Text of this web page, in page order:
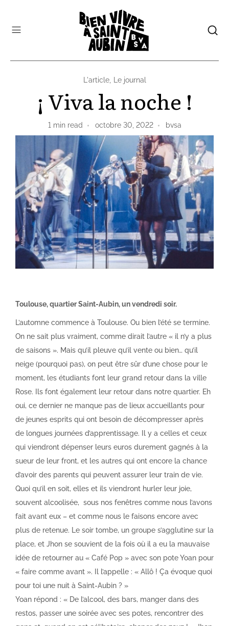
L'article, Le journal
¡ Viva la noche !
1 min read octobre 30, 2022 bvsa
Toulouse, quartier Saint-Aubin, un vendredi soir.
L’automne commence à Toulouse. Ou bien l’été se termine.
On ne sait plus vraiment, comme dirait l’autre « il n’y a plus
de saisons ». Mais qu’il pleuve qu’il vente ou bien… qu’il
neige (pourquoi pas), on peut être sûr d’une chose pour le
moment, les étudiants font leur grand retour dans la ville
Rose. Ils font également leur retour dans notre quartier. Eh
oui, ce dernier ne manque pas de lieux accueillants pour
de jeunes esprits qui ont besoin de décompresser après
de longues journées d’apprentissage. Il y a celles et ceux
qui viendront dépenser leurs euros durement gagnés à la
sueur de leur front, et les autres qui ont encore la chance
d’avoir des parents qui peuvent assurer leur train de vie.
Quoi qu’il en soit, elles et ils viendront hurler leur joie,
souvent alcoolisée, sous nos fenêtres comme nous l’avons
fait avant eux – et comme nous le faisons encore avec
plus de retenue. Le soir tombe, un groupe s’agglutine sur la
place, et Jhon se souvient de la fois où il a eu la mauvaise
idée de retourner au « Café Pop » avec son pote Yoan pour
« faire comme avant ». Il l’appelle : « Allô ! Ça évoque quoi
pour toi une nuit à Saint-Aubin ? »
Yoan répond : « De l’alcool, des bars, manger dans des
restos, passer une soirée avec ses potes, rencontrer des